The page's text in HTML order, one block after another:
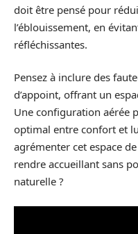
doit être pensé pour
l’éblouissement, en
réfléchissantes.
Pensez à inclure des
d’appoint, offrant un
Une configuration aérée
optimal entre confort et
agrémenter cet espace
rendre accueillant sans
naturelle ?